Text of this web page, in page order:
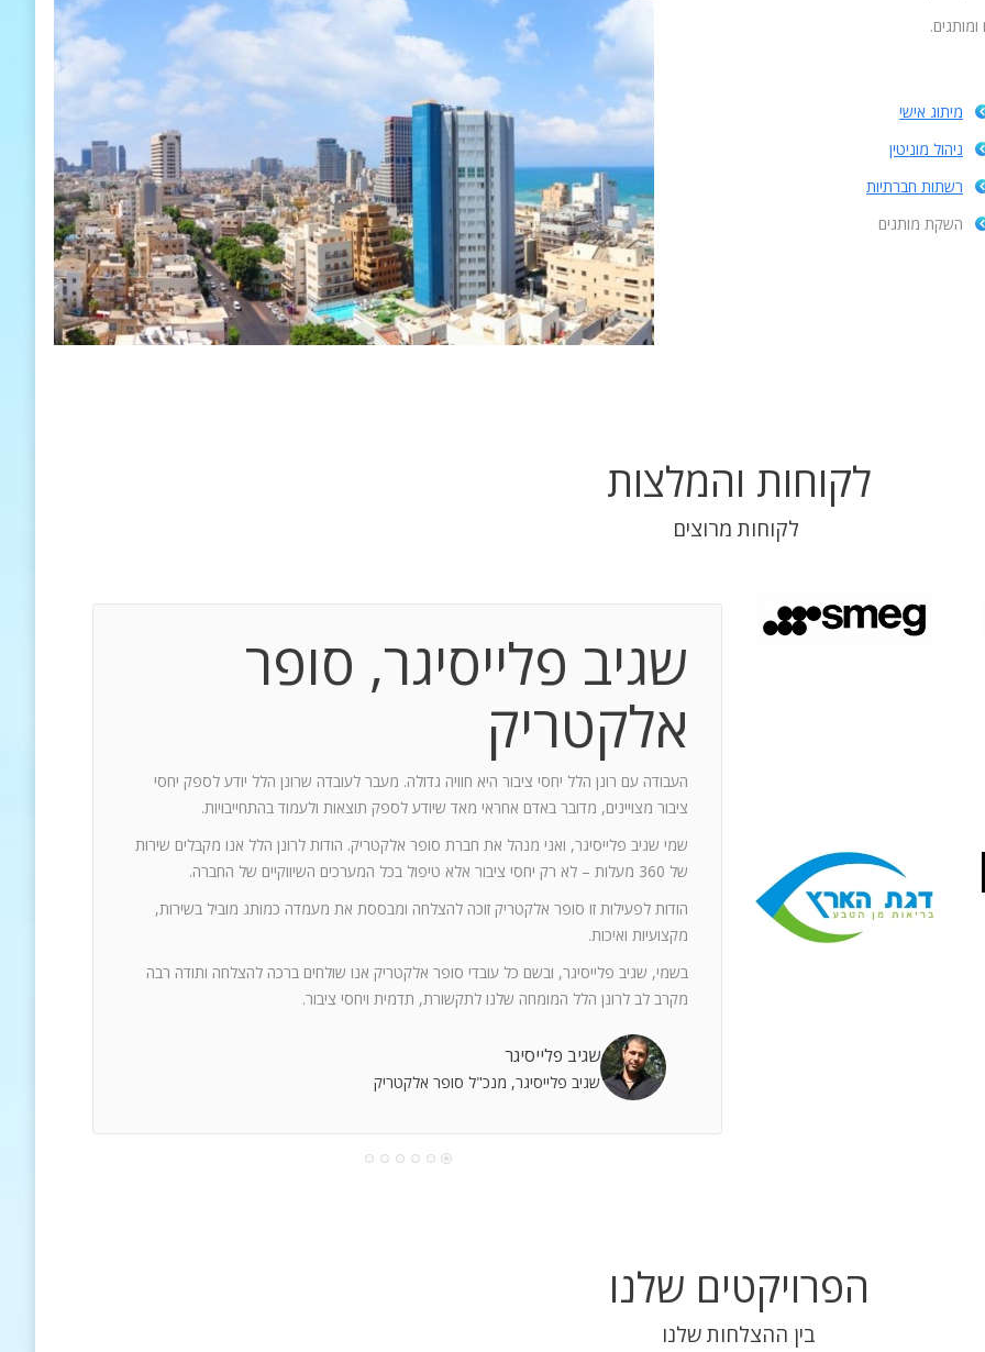
מיתוג אישי
ניהול מוניטין
רשתות חברתיות
השקת מותגים
לקוחות והמלצות
לקוחות מרוצים
שגיב פלייסיגר, סופר
אלקטריק
העבודה עם רונן הלל יחסי ציבור היא חוויה גדולה. מעבר לעובדה שרונן הלל יודע לספק יחסי
ציבור מצויינים, מדובר באדם אחראי מאד שיודע לספק תוצאות ולעמוד בהתחייבויות.
שמי שגיב פלייסיגר, ואני מנהל את חברת סופר אלקטריק. הודות לרונן הלל אנו מקבלים שירות
של 360 מעלות – לא רק יחסי ציבור אלא טיפול בכל המערכים השיווקיים של החברה.
הודות לפעילות זו סופר אלקטריק זוכה להצלחה ומבססת את מעמדה כמותג מוביל בשירות,
מקצועיות ואיכות.
בשמי, שגיב פלייסיגר, ובשם כל עובדי סופר אלקטריק אנו שולחים ברכה להצלחה ותודה רבה
מקרב לב לרונן הלל המומחה שלנו לתקשורת, תדמית ויחסי ציבור.
שגיב פלייסיגר
שגיב פלייסיגר, מנכ"ל סופר אלקטריק
עבודה משותפת בת 10 שנים.
מספר תחנות: פארק מיני ישראל בלטרון,
, מדרבן ומייצר תקשורת יש
בך את היכולת להניע את כלל הצוות
חפץ ובקבועי זמן קצרים.
מימד פרסומי ומכיר את רזי הפעלתו. על אף
לצוות שלי ולי את התחושה, שרק אנו
שגורות בפיך. המאגר האנרגטי שלך בלתי
הפרויקטים שלנו
בין ההצלחות שלנו